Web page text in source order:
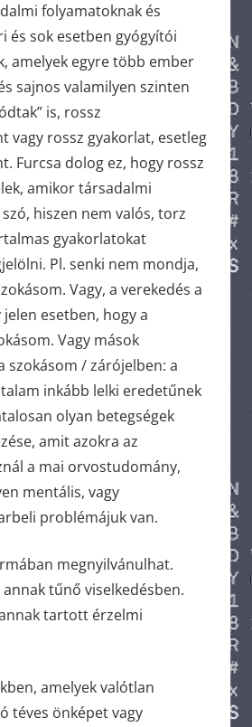
folyamatoknak és
és sok esetben gyógyítói
amelyek egyre több ember
sajnos valamilyen szinten
is, rossz
vagy rossz gyakorlat, esetleg
Furcsa dolog ez, hogy rossz
amikor társadalmi
hiszen nem valós, torz
gyakorlatokat
Pl. senki nem mondja,
Vagy, a verekedés a
esetben, hogy a
Vagy mások
szokásom / zárójelben: a
inkább lelki eredetűnek
olyan betegségek
amit azokra az
a mai orvostudomány,
mentális, vagy
problémájuk van.
megnyilvánulhat.
annak tűnő viselkedésben.
tartott érzelmi
amelyek valótlan
téves önképet vagy